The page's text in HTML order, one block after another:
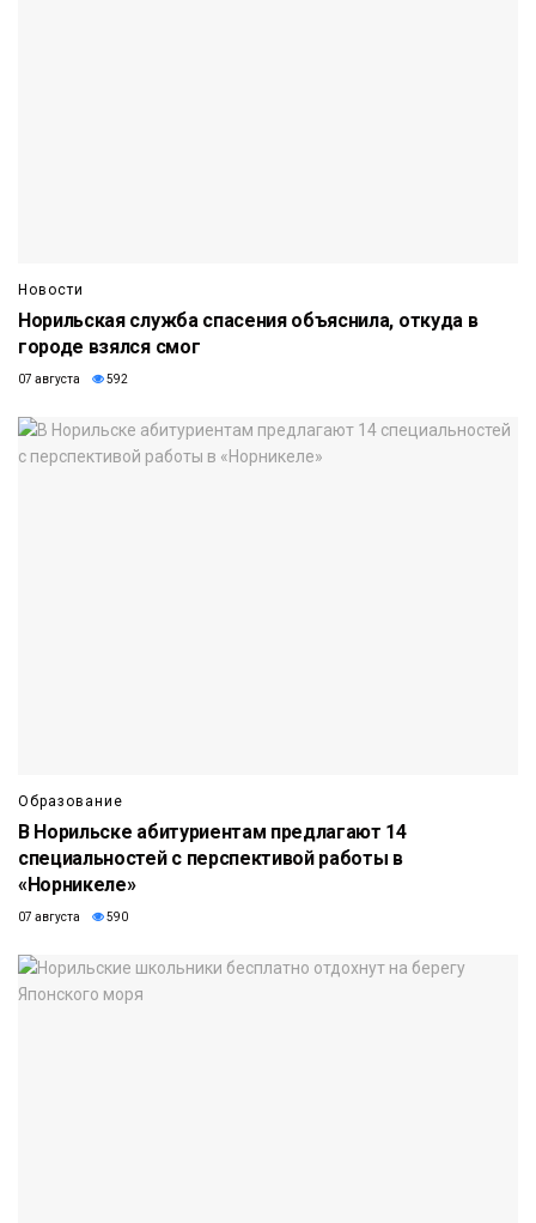
Новости
Норильская служба спасения объяснила, откуда в
городе взялся смог
07 августа 592
Образование
В Норильске абитуриентам предлагают 14
специальностей с перспективой работы в
«Норникеле»
07 августа 590